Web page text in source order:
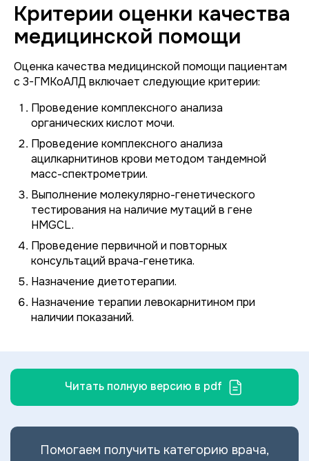
Критерии оценки качества
медицинской помощи
Оценка качества медицинской помощи пациентам
с 3-ГМКоАЛД включает следующие критерии:
Проведение комплексного анализа
органических кислот мочи.
Проведение комплексного анализа
ацилкарнитинов крови методом тандемной
масс-спектрометрии.
Выполнение молекулярно-генетического
тестирования на наличие мутаций в гене
HMGCL.
Проведение первичной и повторных
консультаций врача-генетика.
Назначение диетотерапии.
Назначение терапии левокарнитином при
наличии показаний.
Читать полную версию в pdf
Помогаем получить категорию врача,